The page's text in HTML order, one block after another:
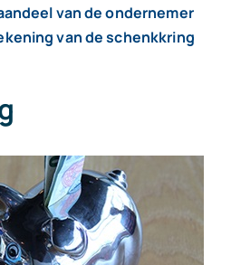
van de ondernemer
van de schenkkring